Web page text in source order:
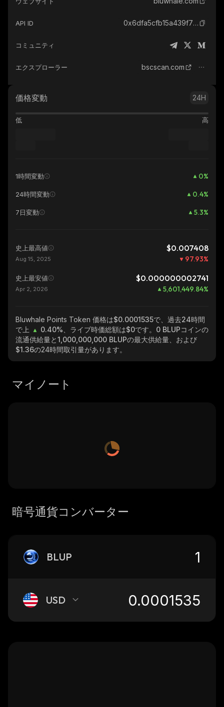
API ID 0x6dfa5cfb15a439f78b118a14780e7c07a14148af_binance_smart
コミュニティ
エクスプローラー bscscan.com
価格変動 24H
低 高
1時間変動 0%
24時間変動 0.4%
7日変動 5.3%
史上最高値 $0.007408
Aug 15, 2025 97.93%
史上最安値 $0.000000002741
Apr 2, 2026 5,601,449.84%
Bluwhale Points Token 価格は$0.0001535で、過去24時間
で上
0.40% 、ライブ時価総額は$0です。 0 BLUPコインの
流通供給量と1,000,000,000 BLUPの最大供給量、および
$1.36の24時間取引量があります。
マイノート
暗号通貨コンバーター
BLUP
USD